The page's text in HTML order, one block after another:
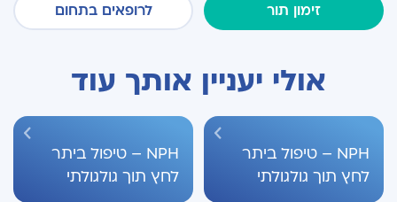
זימון תור לרופאים בתחום
אולי יעניין אותך עוד
NPH – טיפול ביתר
לחץ תוך גולגולתי
NPH – טיפול ביתר
לחץ תוך גולגולתי